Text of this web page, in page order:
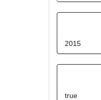
2015
true